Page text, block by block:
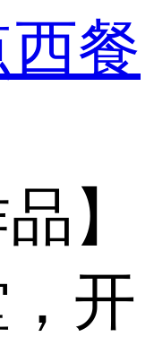
餐
】
开